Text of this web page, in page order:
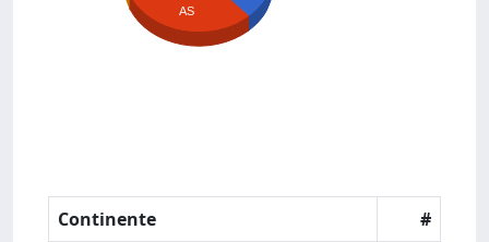
AS
Continente
#